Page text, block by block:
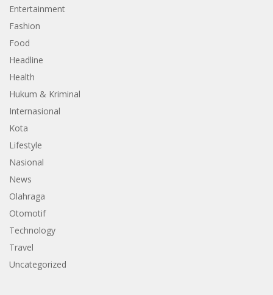
Entertainment
Fashion
Food
Headline
Health
Hukum & Kriminal
Internasional
Kota
Lifestyle
Nasional
News
Olahraga
Otomotif
Technology
Travel
Uncategorized